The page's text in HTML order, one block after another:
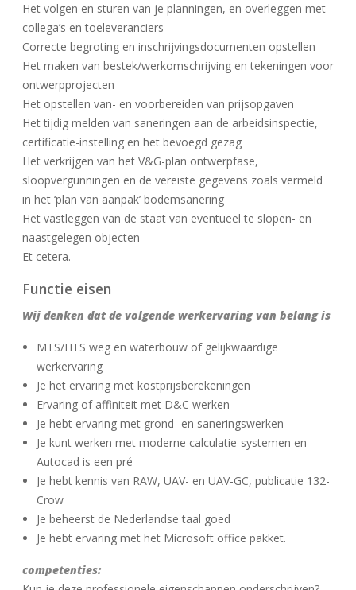
Het volgen en sturen van je planningen, en overleggen met
collega’s en toeleveranciers
Correcte begroting en inschrijvingsdocumenten opstellen
Het maken van bestek/werkomschrijving en tekeningen voor
ontwerpprojecten
Het opstellen van- en voorbereiden van prijsopgaven
Het tijdig melden van saneringen aan de arbeidsinspectie,
certificatie-instelling en het bevoegd gezag
Het verkrijgen van het V&G-plan ontwerpfase,
sloopvergunningen en de vereiste gegevens zoals vermeld
in het ‘plan van aanpak’ bodemsanering
Het vastleggen van de staat van eventueel te slopen- en
naastgelegen objecten
Et cetera.
Functie eisen
Wij denken dat de volgende werkervaring van belang is
MTS/HTS weg en waterbouw of gelijkwaardige
werkervaring
Je het ervaring met kostprijsberekeningen
Ervaring of affiniteit met D&C werken
Je hebt ervaring met grond- en saneringswerken
Je kunt werken met moderne calculatie-systemen en-
Autocad is een pré
Je hebt kennis van RAW, UAV- en UAV-GC, publicatie 132-
Crow
Je beheerst de Nederlandse taal goed
Je hebt ervaring met het Microsoft office pakket.
competenties: